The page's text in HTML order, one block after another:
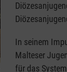
In seinem
Malteser
für das